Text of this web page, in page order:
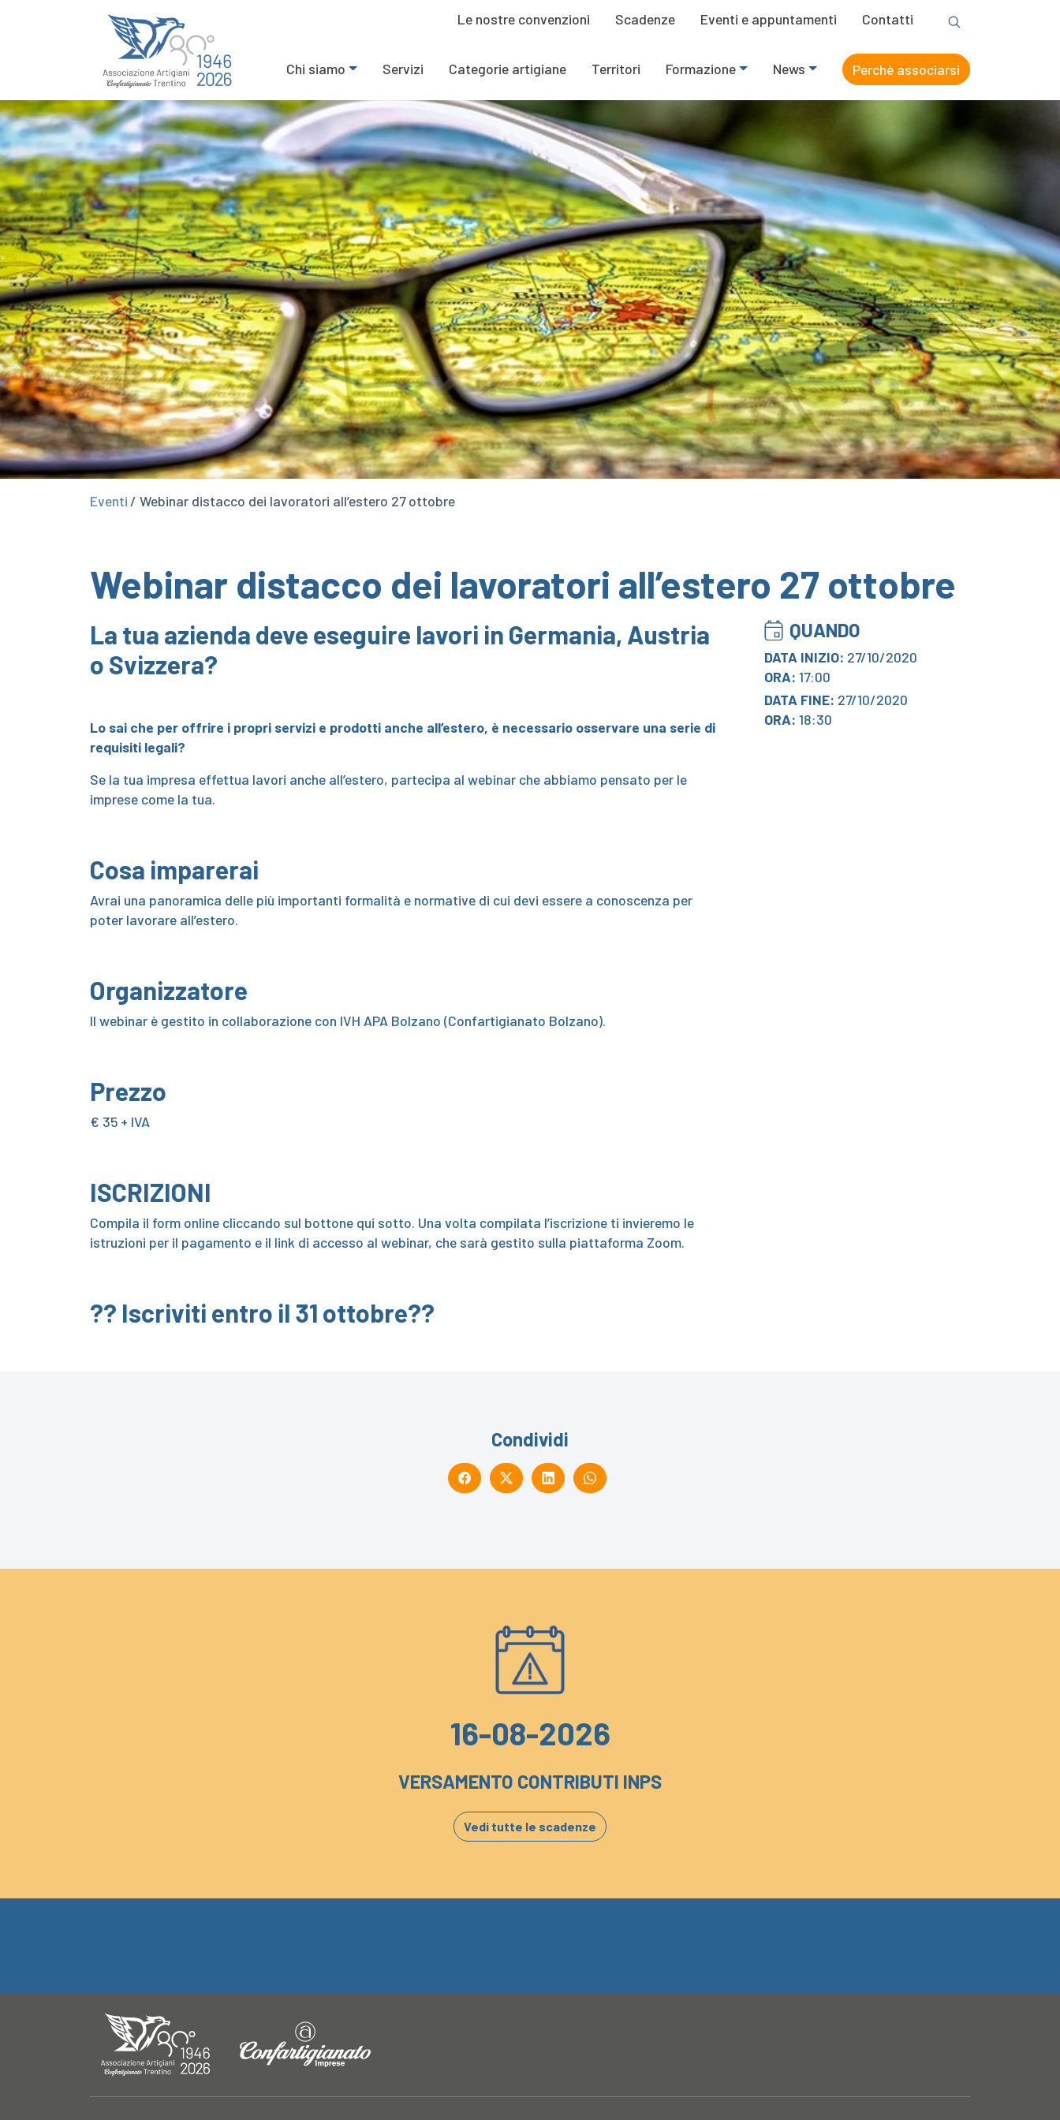
Le nostre convenzioni Scadenze Eventi e appuntamenti Contatti
Chi siamo Servizi Categorie artigiane Territori Formazione News Perchè associarsi
Eventi / Webinar distacco dei lavoratori all’estero 27 ottobre
Webinar distacco dei lavoratori all’estero 27 ottobre
La tua azienda deve eseguire lavori in Germania, Austria
o Svizzera?
Lo sai che per offrire i propri servizi e prodotti anche all’estero, è necessario osservare una serie di
requisiti legali?
Se la tua impresa effettua lavori anche all’estero, partecipa al webinar che abbiamo pensato per le
imprese come la tua.
Cosa imparerai
Avrai una panoramica delle più importanti formalità e normative di cui devi essere a conoscenza per
poter lavorare all’estero.
Organizzatore
Il webinar è gestito in collaborazione con IVH APA Bolzano (Confartigianato Bolzano).
Prezzo
€ 35 + IVA
ISCRIZIONI
Compila il form online cliccando sul bottone qui sotto. Una volta compilata l’iscrizione ti invieremo le
istruzioni per il pagamento e il link di accesso al webinar, che sarà gestito sulla piattaforma Zoom.
?? Iscriviti entro il 31 ottobre??
QUANDO
DATA INIZIO: 27/10/2020
ORA: 17:00
DATA FINE: 27/10/2020
ORA: 18:30
Condividi
16-08-2026
VERSAMENTO CONTRIBUTI INPS
Vedi tutte le scadenze